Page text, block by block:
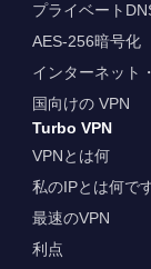
プライベート
AES-256暗号化
インターネット
国向けの VPN
Turbo VPN
VPNとは何
私のIPとは何で
最速のVPN
利点